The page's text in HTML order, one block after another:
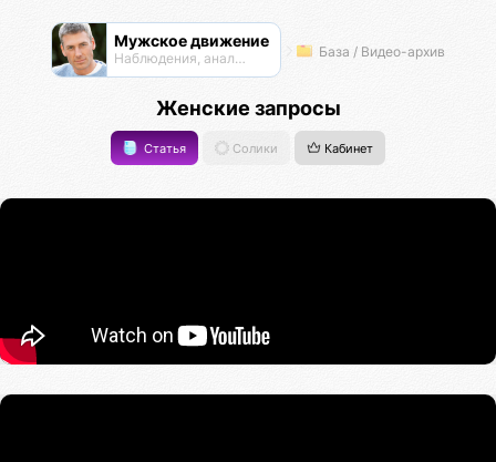
Мужское движение
Наблюдения, анализ, обсуждения База / Видео-архив
Женские запросы
Статья Солики Кабинет